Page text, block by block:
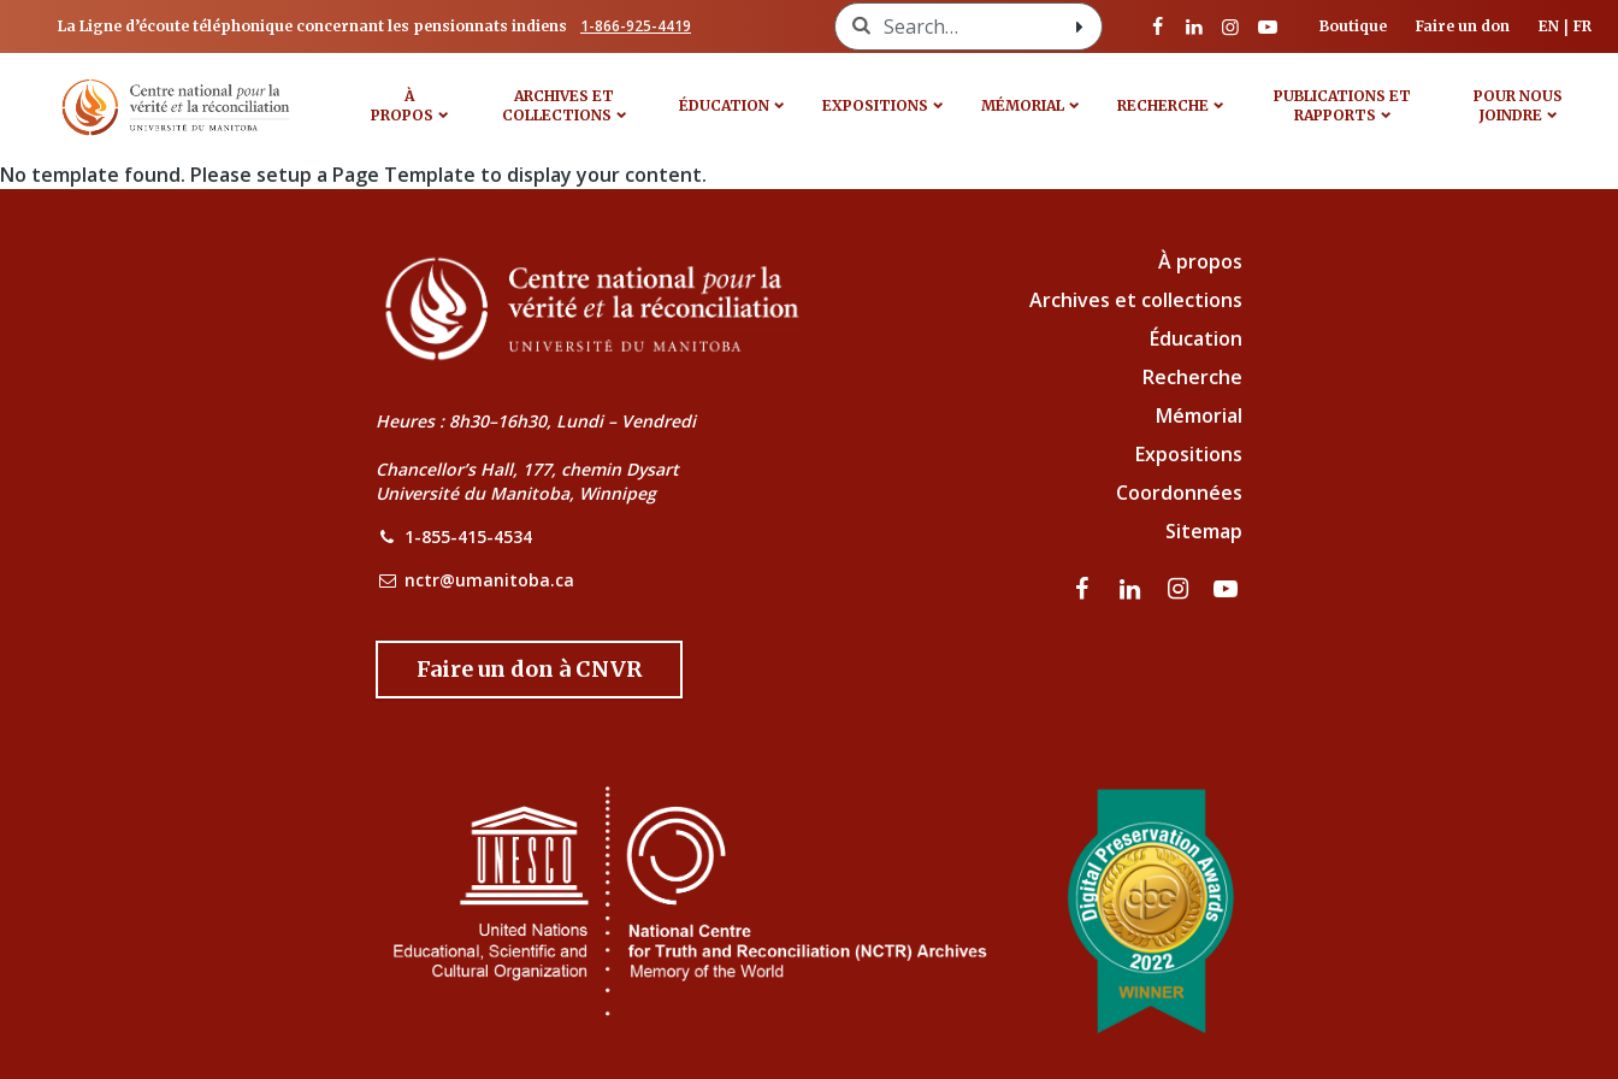
La Ligne d’écoute téléphonique concernant les pensionnats indiens 1-866-925-4419 Search for: Boutique Faire un don EN FR
À
PROPOS
ARCHIVES ET
COLLECTIONS
ÉDUCATION EXPOSITIONS MÉMORIAL RECHERCHE
PUBLICATIONS ET
RAPPORTS
POUR NOUS
JOINDRE
No template found. Please setup a Page Template to display your content.
Heures : 8h30–16h30, Lundi – Vendredi
Chancellor’s Hall, 177, chemin Dysart
Université du Manitoba, Winnipeg
1-855-415-4534
nctr@umanitoba.ca
Faire un don à CNVR
À propos
Archives et collections
Éducation
Recherche
Mémorial
Expositions
Coordonnées
Sitemap